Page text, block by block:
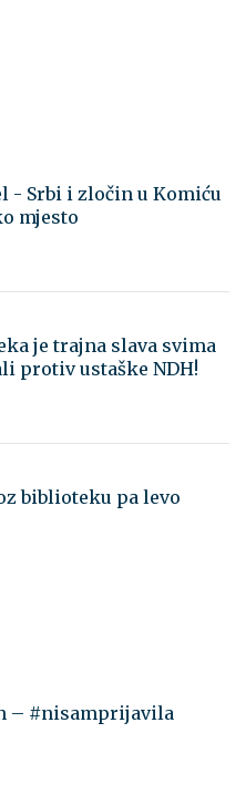
- Srbi i zločin u Komiću
mjesto
je trajna slava svima
protiv ustaške NDH!
biblioteku pa levo
– #nisamprijavila